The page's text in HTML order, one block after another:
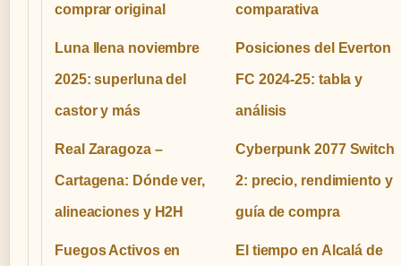
comprar original comparativa
Luna llena noviembre
2025: superluna del
castor y más
Posiciones del Everton
FC 2024-25: tabla y
análisis
Real Zaragoza –
Cartagena: Dónde ver,
alineaciones y H2H
Cyberpunk 2077 Switch
2: precio, rendimiento y
guía de compra
Fuegos Activos en El tiempo en Alcalá de